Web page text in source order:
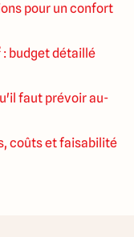
pour un confort
: budget détaillé
faut prévoir au-
coûts et faisabilité